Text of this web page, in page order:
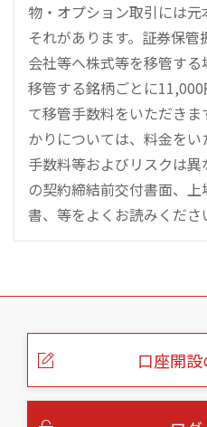
物・オプション取引には
それがあります。証券保
会社等へ株式等を移管する
移管する銘柄ごとに
て移管手数料をいただき
かりについては、料金を
手数料等およびリスクは
の契約締結前交付書面、
書、等をよくお読みくださ
こ
口座開